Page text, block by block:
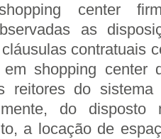
center
as
contratuais
shopping center
reitores do sistema
do
a locação de